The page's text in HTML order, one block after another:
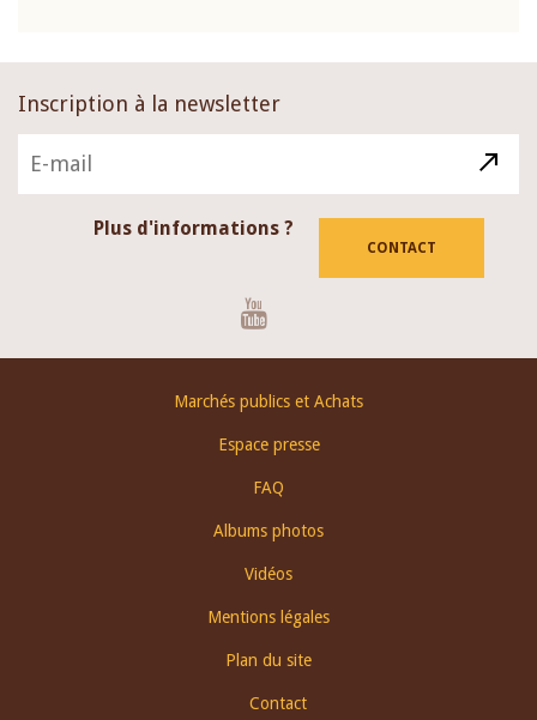
Inscription à la newsletter
Plus d'informations ?
CONTACT
Marchés publics et Achats
Espace presse
FAQ
Albums photos
Vidéos
Mentions légales
Plan du site
Contact